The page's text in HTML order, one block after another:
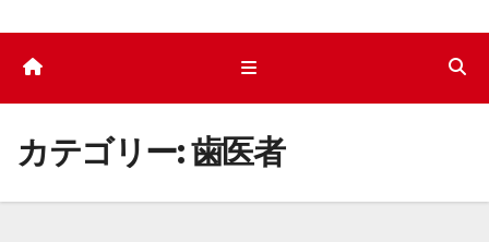
プ
カテゴリー:歯医者